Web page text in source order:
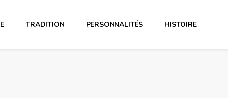
TRADITION PERSONNALITÉS HISTOIRE